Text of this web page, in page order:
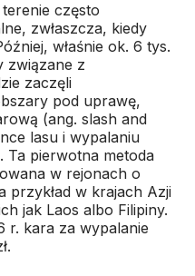
często
zwłaszcza, kiedy
właśnie ok. 6 tys.
związane z
zaczęli
pod uprawę,
(ang. slash and
lasu i wypalaniu
Ta pierwotna metoda
w rejonach o
przykład w krajach Azji
jak Laos albo Filipiny.
r. kara za wypalanie